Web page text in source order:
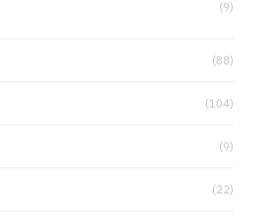
(9)
(88)
(104)
(9)
(22)